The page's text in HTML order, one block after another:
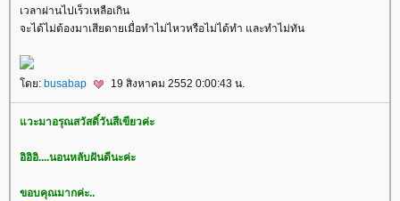
เวลาผ่านไปเร็วเหลือเกิน
จะได้ไม่ต้องมาเสียดายเมื่อทำไม่ไหวหรือไม่ได้ทำ และทำไม่ทัน
ดย: busabap 19 สิงหาคม 2552 0:00:43 น.
วะมาอรุณสวัสดิ์วันสีเขียวค่ะ
อิอิอิ....นอนหลับฝันดีนะค่ะ
ขอบคุณมากค่ะ..